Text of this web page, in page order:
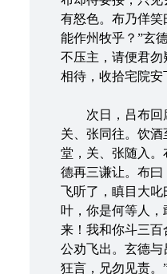
有怒色。布乃佯笑
能作州牧乎？”玄
不压主，请便君勿
相待，收拾宅院安
次日，吕布回
关、张同往。饮
堂，关、张随入
德再三谦让。布曰
飞听了，瞋目大叱
叶，你是何等人
来！我和你斗三百
公劝飞出。玄德与
狂言，兄勿见责。